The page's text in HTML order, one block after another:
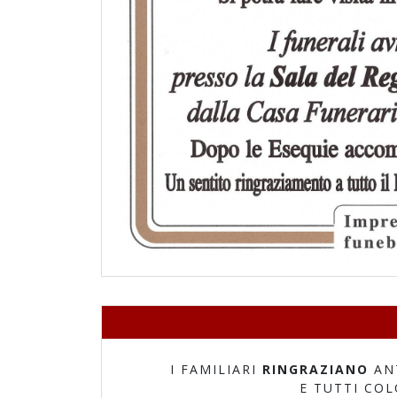
I FAMILIARI RINGRAZIANO
E TUTTI